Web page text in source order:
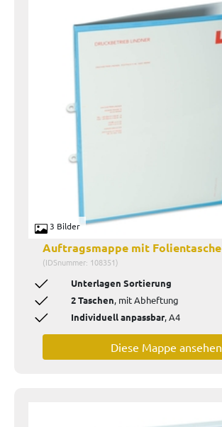
3 Bilder
Auftragsmappe mit Folientasche
(IDSnummer: 108351)
Unterlagen Sortierung
2 Taschen, mit Abheftung
Individuell anpassbar, A4
Diese Mappe ansehen